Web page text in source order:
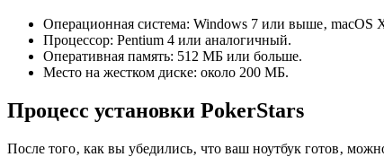
Операционная система: Windows 7 или выше‚ macOS
Процессор: Pentium 4 или аналогичный.
Оперативная память: 512 МБ или больше.
Место на жестком диске: около 200 МБ.
Процесс установки PokerStars
После того‚ как вы убедились‚ что ваш ноутбук готов‚